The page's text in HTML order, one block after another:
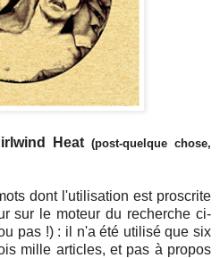
Heat (post-quelque chose,
dont l'utilisation est proscrite
sur le moteur du recherche ci-
pas !) : il n'a été utilisé que six
mille articles, et pas à propos